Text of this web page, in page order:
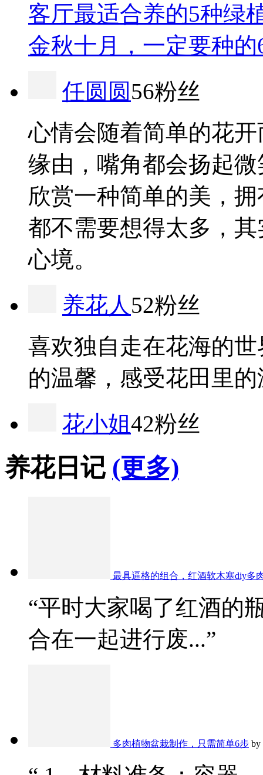
客厅最适合养的5种绿
金秋十月，一定要种
任圆圆56粉丝
心情会随着简单的花
缘由，嘴角都会扬起
欣赏一种简单的美，
都不需要想得太多，
心境。
养花人 52粉丝
喜欢独自走在花海的
的温馨，感受花田里
花小姐42粉丝
养花日记 (更多)
最具逼格的组合，红酒软木塞diy多
“平时大家喝了红酒的
合在一起进行废...”
多肉植物盆栽制作，只需简单6步 by